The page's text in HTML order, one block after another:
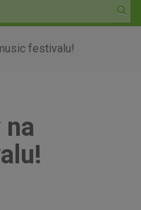
festivalu!
na